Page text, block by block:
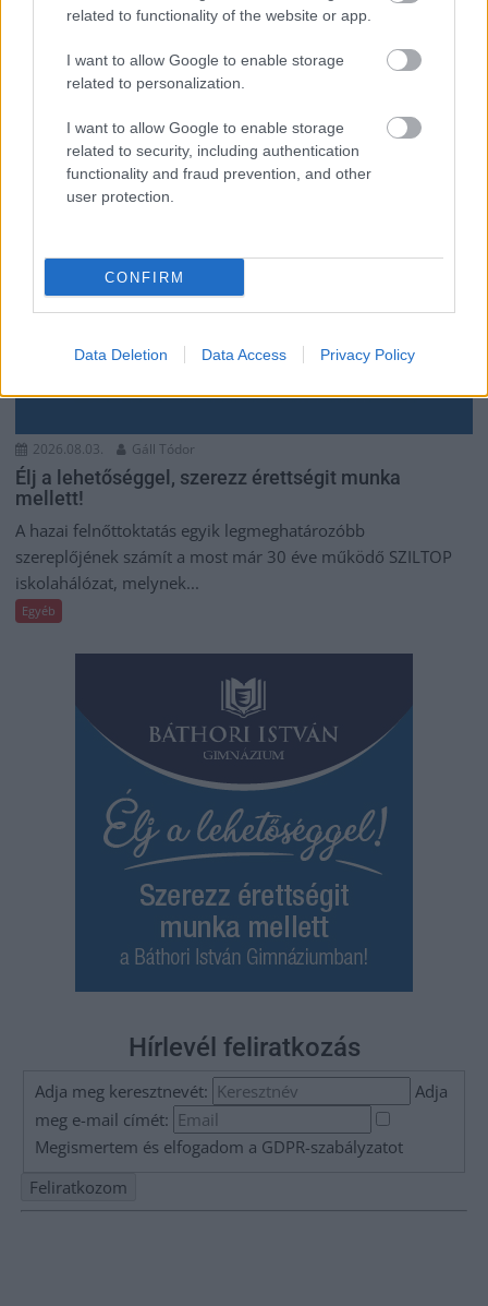
related to functionality of the website or app.
I want to allow Google to enable storage
related to personalization.
I want to allow Google to enable storage
related to security, including authentication
functionality and fraud prevention, and other
user protection.
CONFIRM
Data Deletion Data Access Privacy Policy
2026.08.03. Gáll Tódor
Élj a lehetőséggel, szerezz érettségit munka
mellett!
A hazai felnőttoktatás egyik legmeghatározóbb
szereplőjének számít a most már 30 éve működő SZILTOP
iskolahálózat, melynek...
Egyéb
Hírlevél feliratkozás
Adja meg keresztnevét:
Adja
meg e-mail címét:
Megismertem és elfogadom a GDPR-szabályzatot